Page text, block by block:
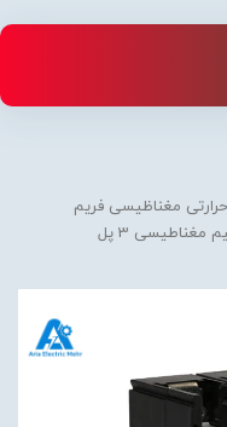
هیوندای 75 آمپر حرارتی مغناظیسی فریم
3 پل